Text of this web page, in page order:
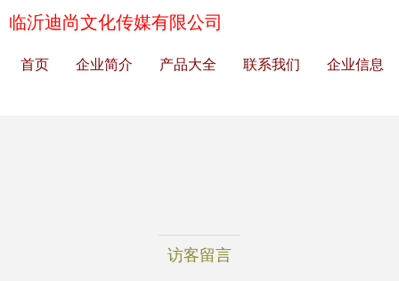
临沂迪尚文化传媒有限公司
首页 企业简介 产品大全 联系我们 企业信息
访客留言